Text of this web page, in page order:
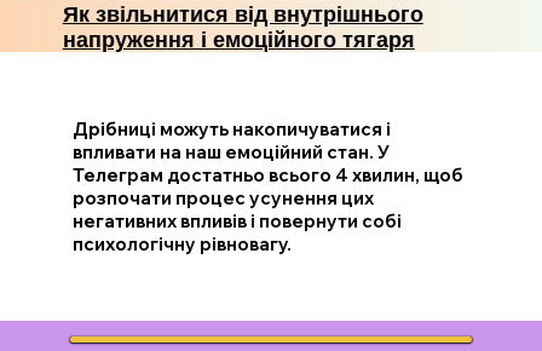
Як звільнитися від внутрішнього
напруження і емоційного тягаря
Дрібниці можуть накопичуватися і
впливати на наш емоційний стан. У
Телеграм достатньо всього 4 хвилин, щоб
розпочати процес усунення цих
негативних впливів і повернути собі
психологічну рівновагу.